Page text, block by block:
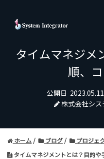
タイムマネジメ
順、
公開日 2023.05.11
株式会社シ
ホーム ブログ
プロジェ
タイムマネジメントとは？目的や